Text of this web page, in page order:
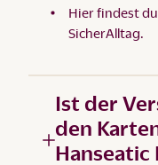
Hier findest
SicherAlltag
Ist der
den